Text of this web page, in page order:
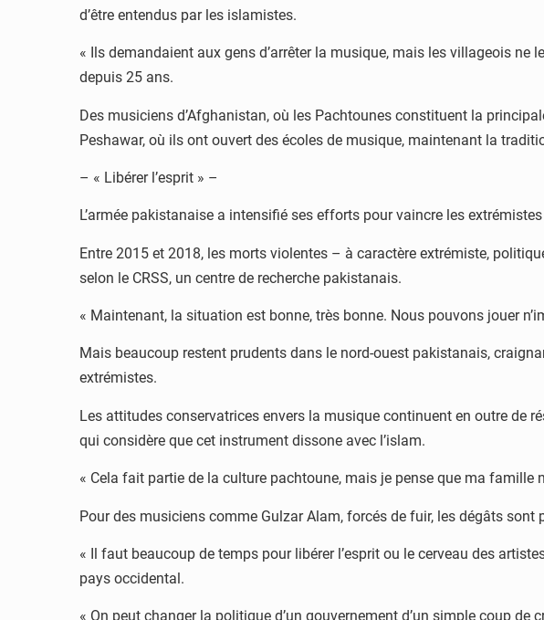
d’être entendus par les islamistes.
« Ils demandaient aux gens d’arrêter la musique, mais les villageois
depuis 25 ans.
Des musiciens d’Afghanistan, où les Pachtounes constituent la
Peshawar, où ils ont ouvert des écoles de musique, maintenant la
– « Libérer l’esprit » –
L’armée pakistanaise a intensifié ses efforts pour vaincre les
Entre 2015 et 2018, les morts violentes – à caractère extrémiste,
selon le CRSS, un centre de recherche pakistanais.
« Maintenant, la situation est bonne, très bonne. Nous pouvons jouer
Mais beaucoup restent prudents dans le nord-ouest pakistanais,
extrémistes.
Les attitudes conservatrices envers la musique continuent en outre de
qui considère que cet instrument dissone avec l’islam.
« Cela fait partie de la culture pachtoune, mais je pense que ma famille
Pour des musiciens comme Gulzar Alam, forcés de fuir, les dégâts sont
« Il faut beaucoup de temps pour libérer l’esprit ou le cerveau des
pays occidental.
« On peut changer la politique d’un gouvernement d’un simple coup